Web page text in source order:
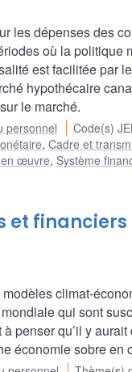
les dépenses des
où la politique
est facilitée par
hypothécaire
le marché.
personnel Code(s)
,Cadre et
en œuvre, Système
et financiers
climat-
qui sont
penser qu’il y aurait
économie sobre en